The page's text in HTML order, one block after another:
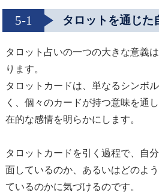
5-1 タロットを通じた
タロット占いの一つの大きな意義
ります。
タロットカードは、単なるシンボ
く、個々のカードが持つ意味を通
在的な感情を明らかにします。
タロットカードを引く過程で、自
面しているのか、あるいはどのよ
ているのかに気づけるのです。